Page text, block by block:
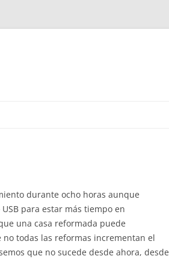
durante ocho horas aunque
para estar más tiempo en
una casa reformada puede
todas las reformas incrementan el
que no sucede desde ahora, desde